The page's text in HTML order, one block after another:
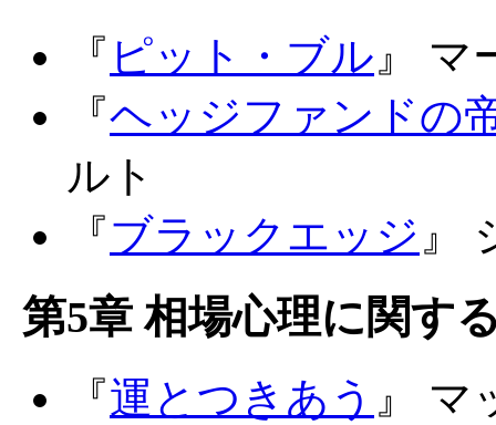
『 ピット・ブル 』 マ
『ヘッジファンドの
ルト
『ブラックエッジ 』
第5章 相場心理に関す
『運とつきあう 』 マ